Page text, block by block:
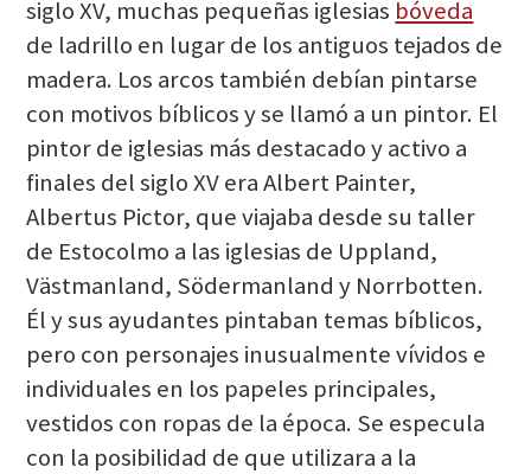
siglo XV, muchas pequeñas iglesias bóveda
de ladrillo en lugar de los antiguos tejados de
madera. Los arcos también debían pintarse
con motivos bíblicos y se llamó a un pintor. El
pintor de iglesias más destacado y activo a
finales del siglo XV era Albert Painter,
Albertus Pictor, que viajaba desde su taller
de Estocolmo a las iglesias de Uppland,
Västmanland, Södermanland y Norrbotten.
Él y sus ayudantes pintaban temas bíblicos,
pero con personajes inusualmente vívidos e
individuales en los papeles principales,
vestidos con ropas de la época. Se especula
con la posibilidad de que utilizara a la